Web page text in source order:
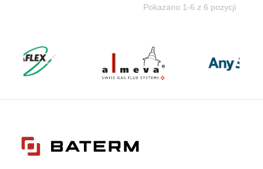
Pokazano 1-6 z 6 pozycji